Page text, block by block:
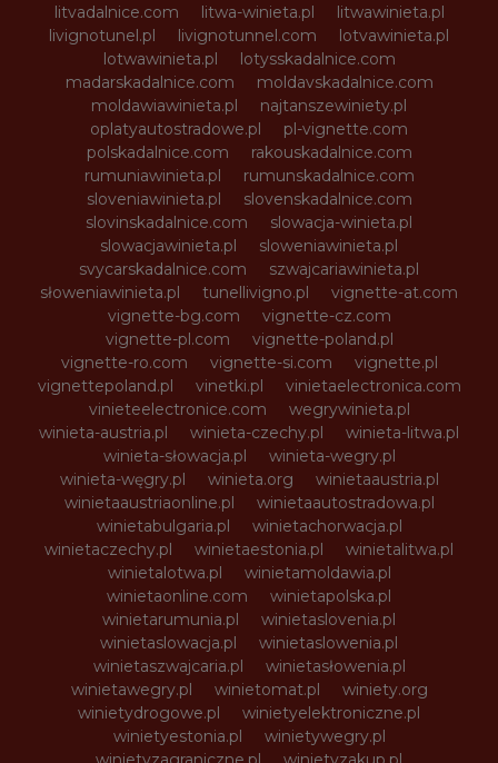
litvadalnice.com
litwa-winieta.pl
litwawinieta.pl
livignotunel.pl
livignotunnel.com
lotvawinieta.pl
lotwawinieta.pl
lotysskadalnice.com
madarskadalnice.com
moldavskadalnice.com
moldawiawinieta.pl
najtanszewiniety.pl
oplatyautostradowe.pl
pl-vignette.com
polskadalnice.com
rakouskadalnice.com
rumuniawinieta.pl
rumunskadalnice.com
sloveniawinieta.pl
slovenskadalnice.com
slovinskadalnice.com
slowacja-winieta.pl
slowacjawinieta.pl
sloweniawinieta.pl
svycarskadalnice.com
szwajcariawinieta.pl
słoweniawinieta.pl
tunellivigno.pl
vignette-at.com
vignette-bg.com
vignette-cz.com
vignette-pl.com
vignette-poland.pl
vignette-ro.com
vignette-si.com
vignette.pl
vignettepoland.pl
vinetki.pl
vinietaelectronica.com
vinieteelectronice.com
wegrywinieta.pl
winieta-austria.pl
winieta-czechy.pl
winieta-litwa.pl
winieta-słowacja.pl
winieta-wegry.pl
winieta-węgry.pl
winieta.org
winietaaustria.pl
winietaaustriaonline.pl
winietaautostradowa.pl
winietabulgaria.pl
winietachorwacja.pl
winietaczechy.pl
winietaestonia.pl
winietalitwa.pl
winietalotwa.pl
winietamoldawia.pl
winietaonline.com
winietapolska.pl
winietarumunia.pl
winietaslovenia.pl
winietaslowacja.pl
winietaslowenia.pl
winietaszwajcaria.pl
winietasłowenia.pl
winietawegry.pl
winietomat.pl
winiety.org
winietydrogowe.pl
winietyelektroniczne.pl
winietyestonia.pl
winietywegry.pl